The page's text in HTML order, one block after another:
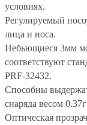
условиях.
Регулируемый
лица и носа.
Небьющиеся 3мм
соответствуют
PRF-32432.
Способны
снаряда весом
Оптическая